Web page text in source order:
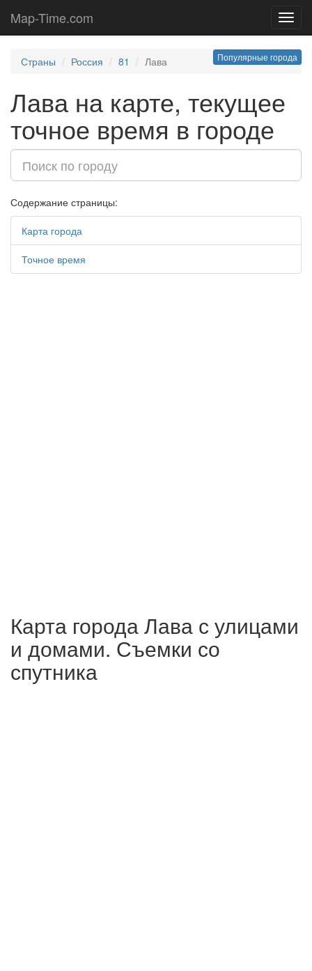
Map-Time.com
Популярные города
Страны Россия 81 Лава
Лава на карте, текущее
точное время в городе
Содержание страницы:
Карта города
Точное время
Карта города Лава с улицами
и домами. Съемки со
спутника